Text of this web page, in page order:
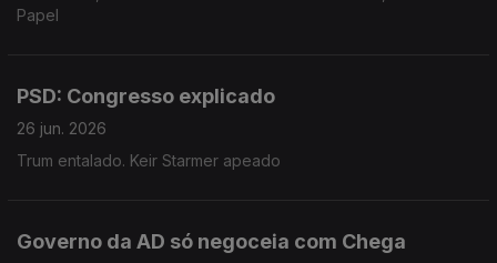
Papel
PSD: Congresso explicado
26 jun. 2026
Trum entalado. Keir Starmer apeado
Governo da AD só negoceia com Chega